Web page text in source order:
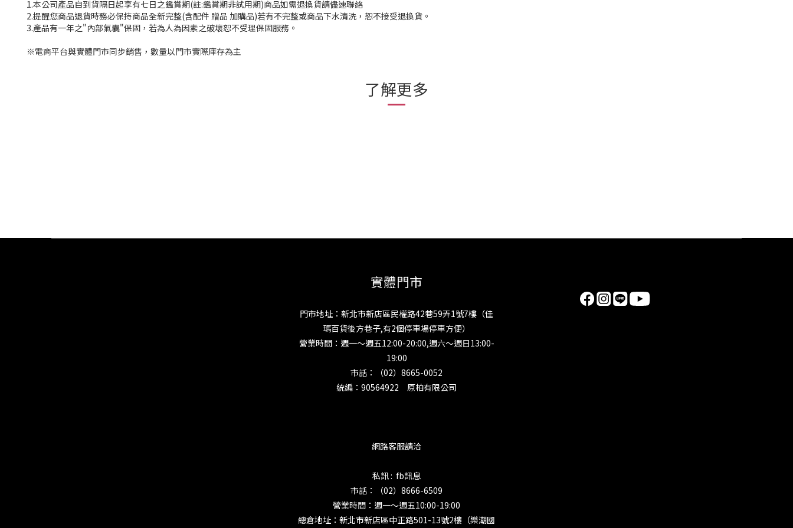
1.本公司產品自到貨隔日起享有七日之鑑賞期(註:鑑賞期非試用期)商品如需退換貨請儘速聯絡
2.提醒您商品退貨時務必保持商品全新完整(含配件 贈品 加購品)若有不完整或商品下水清洗，恕不接受退換貨。
3.產品有一年之"內部氣囊"保固，若為人為因素之破壞恕不受理保固服務。
※電商平台與實體門市同步銷售，數量以門市實際庫存為主
了解更多
實體門市
門市地址：新北市新店區民權路42巷59弄1號7樓（佳
瑪百貨後方巷子,有2個停車場停車方便）
營業時間：週一～週五12:00-20:00,週六～週日13:00-
19:00
市話：（02）8665-0052
統編：90564922 原柏有限公司
網路客服請洽
私訊 : fb訊息
市話：（02）8666-6509
營業時間：週一～週五10:00-19:00
總倉地址：新北市新店區中正路501-13號2樓（樂潮國